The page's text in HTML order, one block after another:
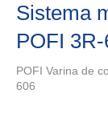
Sistema
POFI
POFI Varina de
606